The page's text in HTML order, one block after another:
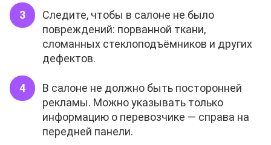
Следите, чтобы в салоне не было
повреждений: порванной ткани,
сломанных стеклоподъёмников и других
дефектов.
В салоне не должно быть посторонней
рекламы. Можно указывать только
информацию о перевозчике — справа на
передней панели.